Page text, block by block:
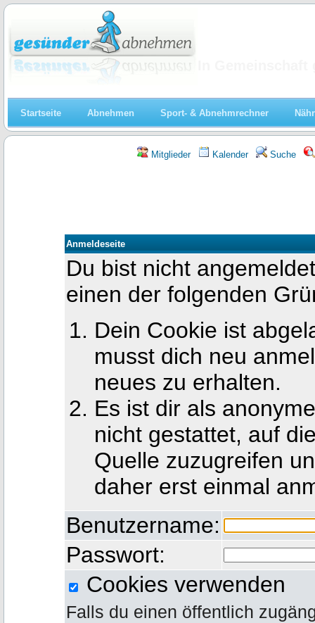
Startseite Abnehmen Sport- & Abnehmrechner
Mitglieder Kalender Suche
Anmeldeseite
Du bist nicht
einen der folgenden
Dein Cookie ist
musst dich neu
neues zu erhalten.
Es ist dir als
nicht gestattet, auf
Quelle zuzugreifen
daher erst einmal
Benutzername:
Passwort:
Cookies verwenden
Falls du einen öffentlich